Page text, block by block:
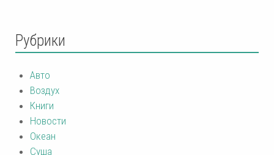
Рубрики
Авто
Воздух
Книги
Новости
Океан
Суша